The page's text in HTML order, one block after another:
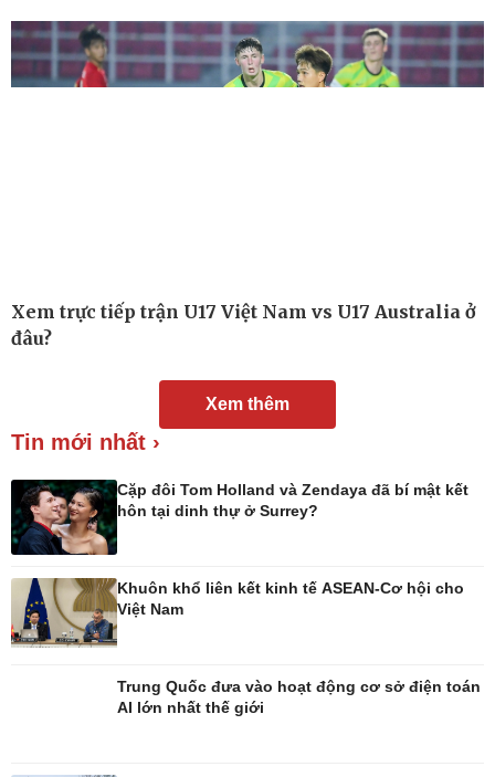
Làm đẹp - giảm cân
Phòng mạch online
Ăn sạch sống khỏe
Nhà đẹp
Tình yêu - Gia đình
Blog
Sân khấu - Điện ảnh
Xem trực tiếp trận U17 Việt Nam vs U17 Australia ở
đâu?
Xem thêm
Tin mới nhất ›
Cặp đôi Tom Holland và Zendaya đã bí mật kết
hôn tại dinh thự ở Surrey?
Khuôn khổ liên kết kinh tế ASEAN-Cơ hội cho
Việt Nam
Trung Quốc đưa vào hoạt động cơ sở điện toán
AI lớn nhất thế giới